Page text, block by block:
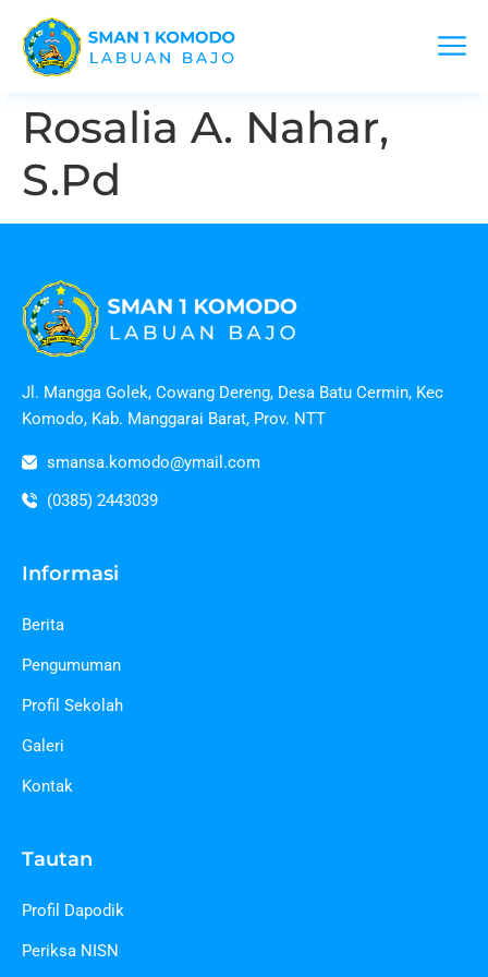
Rosalia A. Nahar,
S.Pd
Jl. Mangga Golek, Cowang Dereng, Desa Batu Cermin, Kec
Komodo, Kab. Manggarai Barat, Prov. NTT
smansa.komodo@ymail.com
(0385) 2443039
Informasi
Berita
Pengumuman
Profil Sekolah
Galeri
Kontak
Tautan
Profil Dapodik
Periksa NISN